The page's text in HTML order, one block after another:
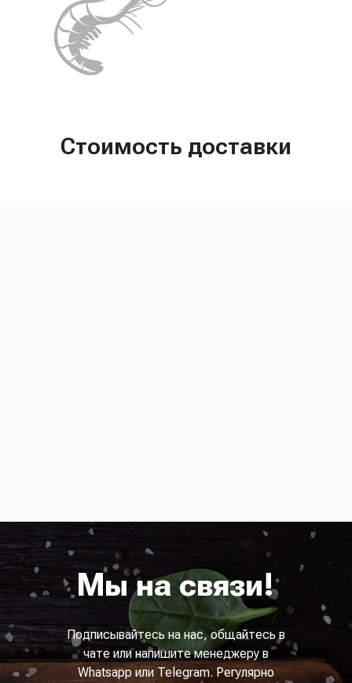
Стоимость доставки
Мы на связи!
Подписывайтесь на нас, общайтесь в
чате или напишите менеджеру в
Whatsapp или Telegram. Регулярно